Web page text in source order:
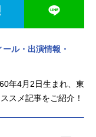
事一覧
ル・出演情報・
年4月2日生まれ、東
スメ記事をご紹介！